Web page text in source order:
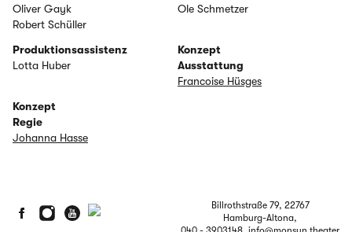
Oliver Gayk
Robert Schüller
Ole Schmetzer
Produktionsassistenz
Lotta Huber
Konzept
Ausstattung
Francoise Hüsges
Konzept
Regie
Johanna Hasse
Billrothstraße 79, 22767
Hamburg-Altona,